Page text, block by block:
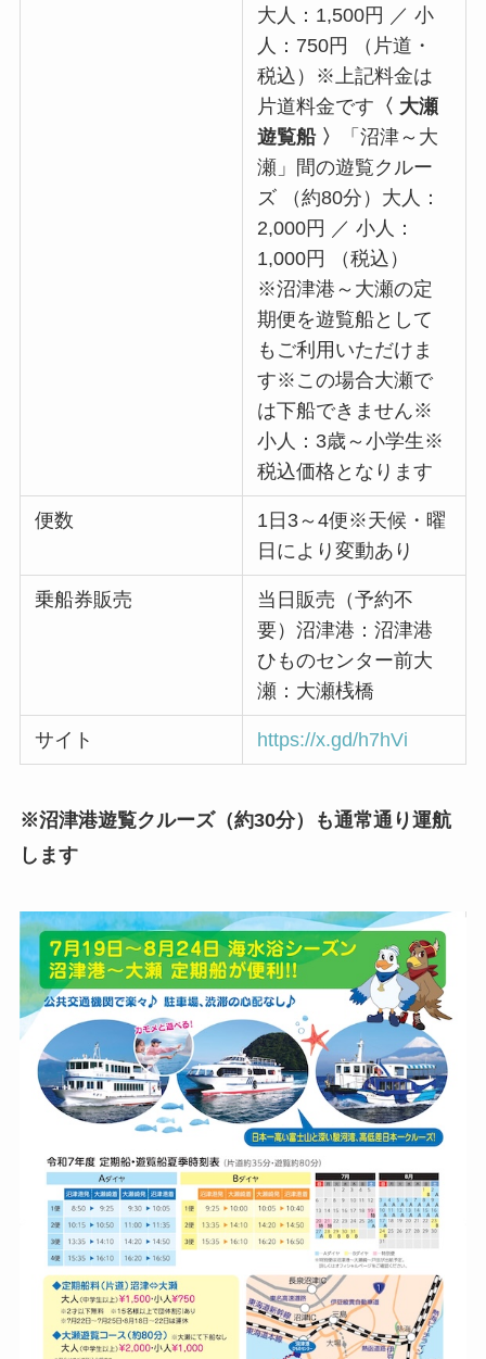
大人：1,500円 ／ 小
人：750円 （片道・
税込）※上記料金は
片道料金です 〈 大瀬
遊覧船 〉
「沼津～大
瀬」間の遊覧クルー
ズ （約80分）大人：
2,000円 ／ 小人：
1,000円 （税込）
※沼津港～大瀬の定
期便を遊覧船として
もご利用いただけま
す※この場合大瀬で
は下船できません※
小人：3歳～小学生※
税込価格となります
便数
1日3～4便※天候・曜
日により変動あり
乗船券販売
当日販売（予約不
要）沼津港：沼津港
ひものセンター前大
瀬：大瀬桟橋
サイト https://x.gd/h7hVi
※沼津港遊覧クルーズ（約30分）も通常通り運航
します